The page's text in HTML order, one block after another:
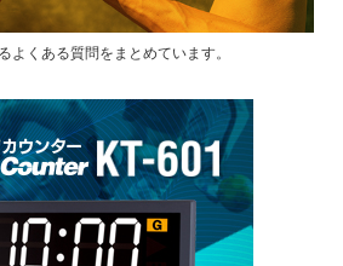
よくある質問をまとめています。